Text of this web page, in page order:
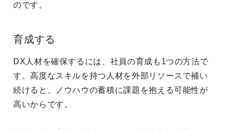
のです。
育成する
DX人材を確保するには、社員の育成も1つの方法で
す。高度なスキルを持つ人材を外部リソースで補い
続けると、ノウハウの蓄積に課題を抱える可能性が
高いからです。